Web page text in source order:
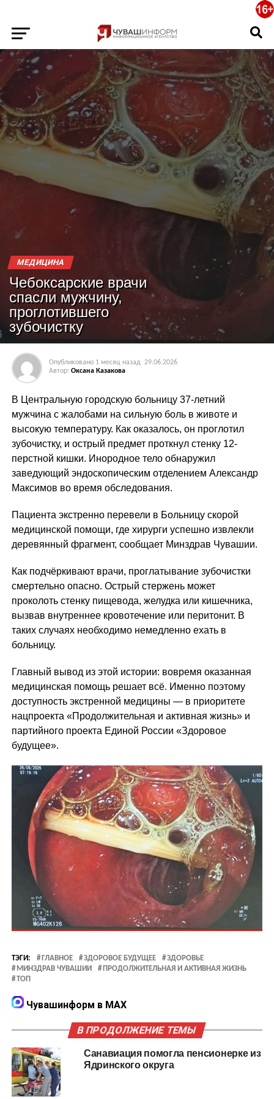
МЕДИЦИНА
Чебоксарские врачи
спасли мужчину,
проглотившего
зубочистку
Опубликовано 1 месяц назад 29.06.2026
Автор: Оксана Казакова
В Центральную городскую больницу 37-летний
мужчина с жалобами на сильную боль в животе и
высокую температуру. Как оказалось, он проглотил
зубочистку, и острый предмет проткнул стенку 12-
перстной кишки. Инородное тело обнаружил
заведующий эндоскопическим отделением Александр
Максимов во время обследования.
Пациента экстренно перевели в Больницу скорой
медицинской помощи, где хирурги успешно извлекли
деревянный фрагмент, сообщает Минздрав Чувашии.
Как подчёркивают врачи, проглатывание зубочистки
смертельно опасно. Острый стержень может
проколоть стенку пищевода, желудка или кишечника,
вызвав внутреннее кровотечение или перитонит. В
таких случаях необходимо немедленно ехать в
больницу.
Главный вывод из этой истории: вовремя оказанная
медицинская помощь решает всё. Именно поэтому
доступность экстренной медицины — в приоритете
нацпроекта «Продолжительная и активная жизнь» и
партийного проекта Единой России «Здоровое
будущее».
ТЭГИ: ГЛАВНОЕ ЗДОРОВОЕ БУДУЩЕЕ
ЗДОРОВЬЕ
МИНЗДРАВ ЧУВАШИИ
ПРОДОЛЖИТЕЛЬНАЯ И АКТИВНАЯ ЖИЗНЬ
ТОП
Чувашинформ в MAX
В ПРОДОЛЖЕНИЕ ТЕМЫ
Санавиация помогла пенсионерке из
Ядринского округа